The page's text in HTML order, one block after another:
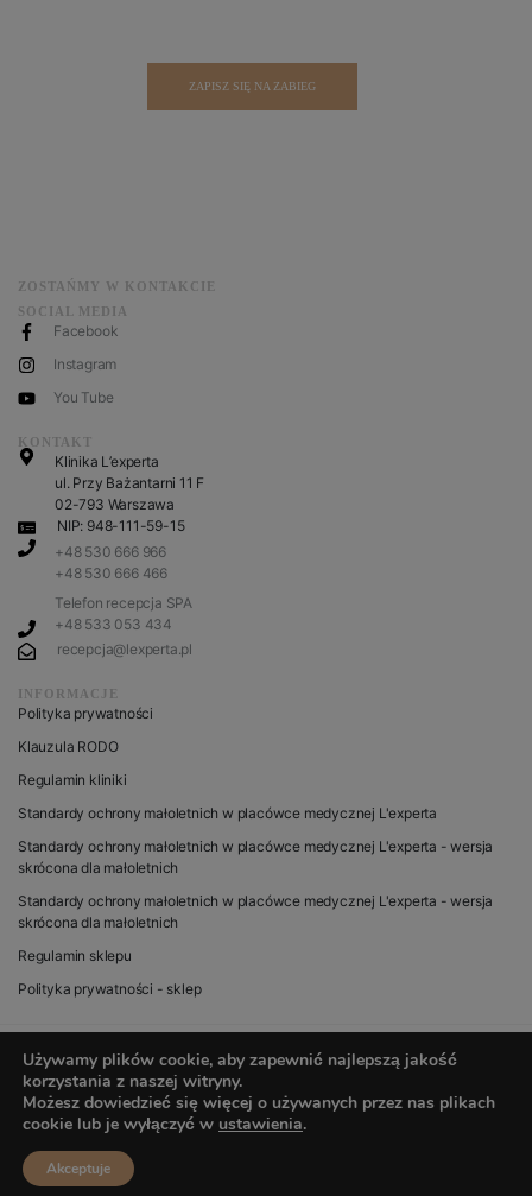
ZAPISZ SIĘ NA ZABIEG
ZOSTAŃMY W KONTAKCIE
SOCIAL MEDIA
Facebook
Instagram
You Tube
KONTAKT
Klinika L’experta
ul. Przy Bażantarni 11 F
02-793 Warszawa
NIP: 948-111-59-15
+48 530 666 966
+48 530 666 466
Telefon recepcja SPA
+48 533 053 434
recepcja@lexperta.pl
INFORMACJE
Polityka prywatności
Klauzula RODO
Regulamin kliniki
Standardy ochrony małoletnich w placówce medycznej L'experta
Standardy ochrony małoletnich w placówce medycznej L'experta - wersja
skrócona dla małoletnich
Standardy ochrony małoletnich w placówce medycznej L'experta - wersja
skrócona dla małoletnich
Regulamin sklepu
Polityka prywatności - sklep
© 2020 wszystkie prawa zastrzeżone dla L’experta
Używamy plików cookie, aby zapewnić najlepszą jakość
korzystania z naszej witryny.
Możesz dowiedzieć się więcej o używanych przez nas plikach
cookie lub je wyłączyć w ustawienia.
Akceptuje